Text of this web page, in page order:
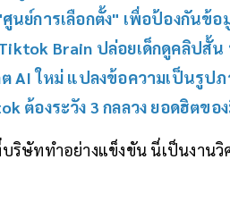
นย์การเลือกตั้ง" เพื่อป้องกันข้อ
Brain ปล่อยเด็กดูคลิปสั้
AI ใหม่ แปลงข้อความเป็นรูป
ต้องระวัง 3 กลลวง ยอดฮิตขอ
ริษัททำอย่างแข็งขัน นี่เป็นงาน